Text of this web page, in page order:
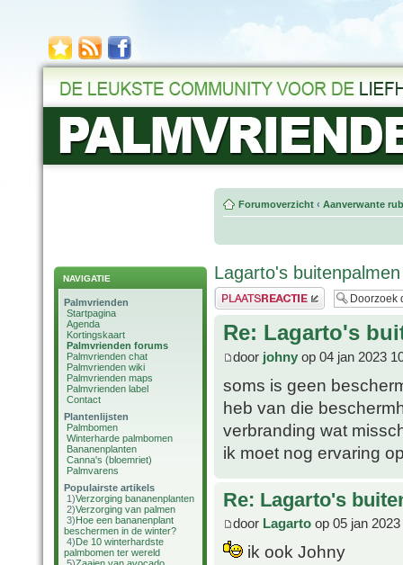
NAVIGATIE
Palmvrienden
Startpagina
Agenda
Kortingskaart
Palmvrienden forums
Palmvrienden chat
Palmvrienden wiki
Palmvrienden maps
Palmvrienden label
Contact
Plantenlijsten
Palmbomen
Winterharde palmbomen
Bananenplanten
Canna's (bloemriet)
Palmvarens
Populairste artikels
1)Verzorging bananenplanten
2)Verzorging van palmen
3)Hoe een bananenplant
beschermen in de winter?
4)De 10 winterhardste
palmbomen ter wereld
Forumoverzicht ‹ Aanverwante
Lagarto's
Plaats een reactie
Re: Lagarto's
door johny op 04 jan 2023
soms is geen
heb van die
verbranding wat
ik moet nog ervaring
Re: Lagarto's
door Lagarto op 05 jan
ik ook Johny